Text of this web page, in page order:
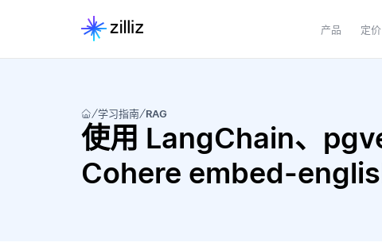
产品 定价
学习指南 RAG
使用 LangChain、
Cohere embed-